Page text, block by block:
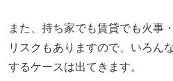
また、持ち家でも賃貸でも火事
リスクもありますので、いろん
するケースは出てきます。